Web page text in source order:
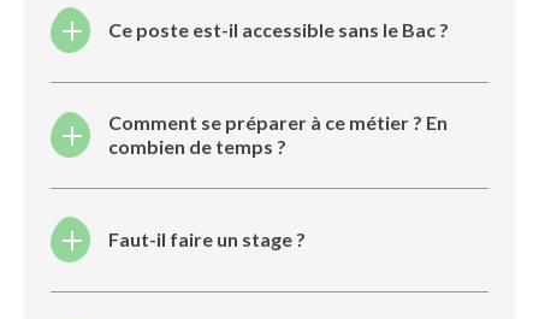
Ce poste est-il accessible sans le Bac ?
Comment se préparer à ce métier ? En
combien de temps ?
Faut-il faire un stage ?